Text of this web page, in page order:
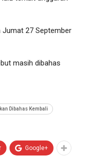
Jumat 27 September
masih dibahas
Dibahas Kembali
Google+